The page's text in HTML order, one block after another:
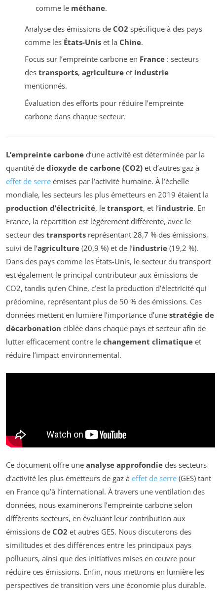
comme le méthane.
Analyse des émissions de CO2 spécifique à des pays
comme les États-Uniset la Chine.
Focus sur l’empreinte carbone en France: secteurs
des transports, agricultureet industrie
mentionnés.
Évaluation des efforts pour réduire l’empreinte
carbone dans chaque secteur.
L’empreinte carbone d’une activité est déterminée par la
quantité de dioxyde de carbone (CO2) et d’autres gaz à
effet de serre émises par l’activité humaine. À l’échelle
mondiale, les secteurs les plus émetteurs en 2019 étaient la
production d’électricité, le transport, et l’industrie. En
France, la répartition est légèrement différente, avec le
secteur des transports représentant 28,7 % des émissions,
suivi de l’agriculture (20,9 %) et de l’industrie (19,2 %).
Dans des pays comme les États-Unis, le secteur du transport
est également le principal contributeur aux émissions de
CO2, tandis qu’en Chine, c’est la production d’électricité qui
prédomine, représentant plus de 50 % des émissions. Ces
données mettent en lumière l’importance d’une stratégie de
décarbonation ciblée dans chaque pays et secteur afin de
lutter efficacement contre le changement climatique et
réduire l’impact environnemental.
Ce document offre une analyse approfondie des secteurs
d’activité les plus émetteurs de gaz à effet de serre (GES) tant
en France qu’à l’international. À travers une ventilation des
données, nous examinerons l’empreinte carbone selon
différents secteurs, en évaluant leur contribution aux
émissions de CO2 et autres GES. Nous discuterons des
similitudes et des différences entre les principaux pays
pollueurs, ainsi que des initiatives mises en œuvre pour
réduire ces émissions. Enfin, nous mettrons en lumière les
perspectives de transition vers une économie plus durable.